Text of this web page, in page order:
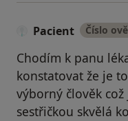
Pacient Číslo
Chodím k panu
konstatovat že je
výborný člověk
sestřičkou skvělá